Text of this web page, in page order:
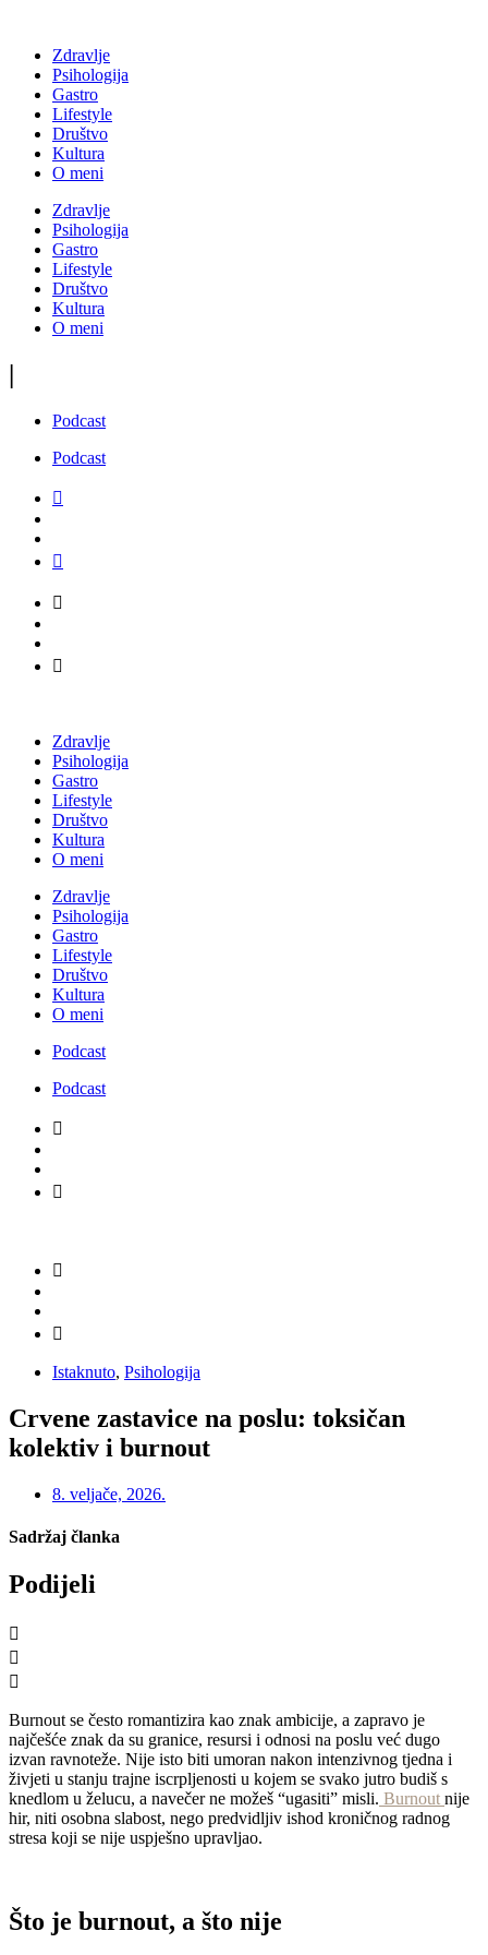
Zdravlje
Psihologija
Gastro
Lifestyle
Društvo
Kultura
O meni
Zdravlje
Psihologija
Gastro
Lifestyle
Društvo
Kultura
O meni
|
Podcast
Podcast
Zdravlje
Psihologija
Gastro
Lifestyle
Društvo
Kultura
O meni
Zdravlje
Psihologija
Gastro
Lifestyle
Društvo
Kultura
O meni
Podcast
Podcast
Istaknuto, Psihologija
Crvene zastavice na poslu: toksičan
kolektiv i burnout
8. veljače, 2026.
Sadržaj članka
Podijeli
Burnout se često romantizira kao znak ambicije, a zapravo je
najčešće znak da su granice, resursi i odnosi na poslu već dugo
izvan ravnoteže. Nije isto biti umoran nakon intenzivnog tjedna i
živjeti u stanju trajne iscrpljenosti u kojem se svako jutro budiš s
knedlom u želucu, a navečer ne možeš “ugasiti” misli. Burnout nije
hir, niti osobna slabost, nego predvidljiv ishod kroničnog radnog
stresa koji se nije uspješno upravljao.
Što je burnout, a što nije